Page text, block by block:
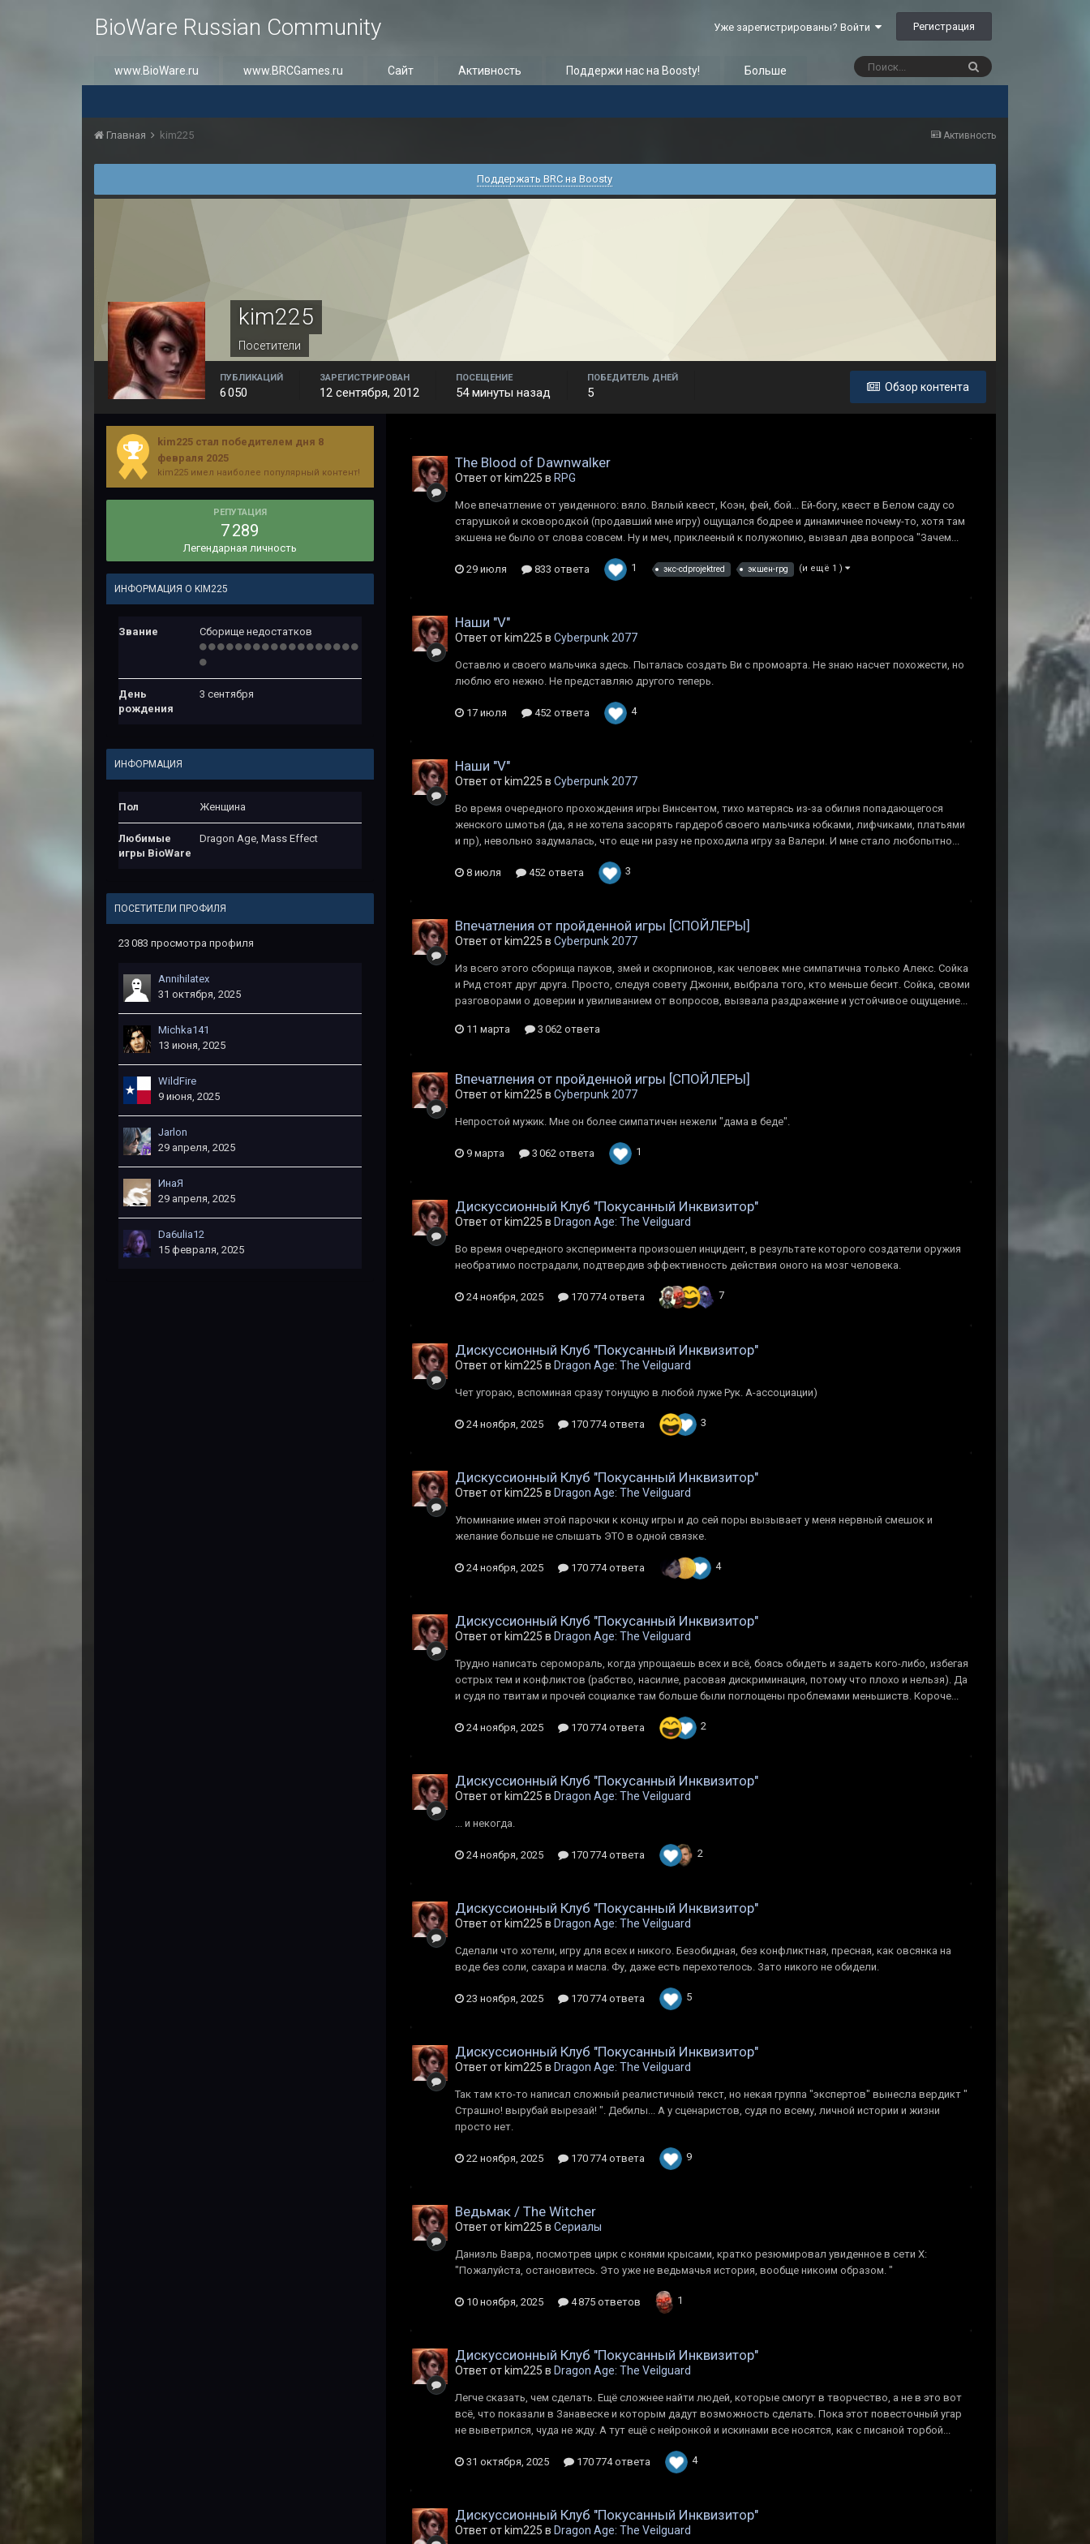
BioWare Russian Community Уже зарегистрированы? Войти Регистрация
www.BioWare.ru www.BRCGames.ru Сайт Активность Поддержи нас на Boosty! Больше
Активность
Главная kim225
Поддержать BRC на Boosty
kim225
Посетители
Обзор контента
ПУБЛИКАЦИЙ
6 050
ЗАРЕГИСТРИРОВАН
12 сентября, 2012
ПОСЕЩЕНИЕ
54 минуты назад
ПОБЕДИТЕЛЬ ДНЕЙ
5
kim225 стал победителем дня 8
февраля 2025
kim225 имел наиболее популярный контент!
РЕПУТАЦИЯ
7 289
Легендарная личность
ИНФОРМАЦИЯ О KIM225
Звание Сборище недостатков
День
рождения
3 сентября
ИНФОРМАЦИЯ
Пол Женщина
Любимые
игры BioWare
Dragon Age, Mass Effect
ПОСЕТИТЕЛИ ПРОФИЛЯ
23 083 просмотра профиля
Annihilatex
31 октября, 2025
Michka141
13 июня, 2025
WildFire
9 июня, 2025
Jarlon
29 апреля, 2025
ИнаЯ
29 апреля, 2025
Da6ulia12
15 февраля, 2025
The Blood of Dawnwalker
Ответ от kim225 в RPG
Мое впечатление от увиденного: вяло. Вялый квест, Коэн, фей, бой... Ей-богу, квест в Белом саду со
старушкой и сковородкой (продавший мне игру) ощущался бодрее и динамичнее почему-то, хотя там
экшена не было от слова совсем. Ну и меч, приклееный к полужопию, вызвал два вопроса "Зачем...
29 июля 833 ответа 1 экс-cdprojektred экшен-rpg (и ещё 1 )
Наши "V"
Ответ от kim225 в Cyberpunk 2077
Оставлю и своего мальчика здесь. Пыталась создать Ви с промоарта. Не знаю насчет похожести, но
люблю его нежно. Не представляю другого теперь.
17 июля 452 ответа 4
Наши "V"
Ответ от kim225 в Cyberpunk 2077
Во время очередного прохождения игры Винсентом, тихо матерясь из-за обилия попадающегося
женского шмотья (да, я не хотела засорять гардероб своего мальчика юбками, лифчиками, платьями
и пр), невольно задумалась, что еще ни разу не проходила игру за Валери. И мне стало любопытно...
8 июля 452 ответа 3
Впечатления от пройденной игры [СПОЙЛЕРЫ]
Ответ от kim225 в Cyberpunk 2077
Из всего этого сборища пауков, змей и скорпионов, как человек мне симпатична только Алекс. Сойка
и Рид стоят друг друга. Просто, следуя совету Джонни, выбрала того, кто меньше бесит. Сойка, своми
разговорами о доверии и увиливанием от вопросов, вызвала раздражение и устойчивое ощущение...
11 марта 3 062 ответа
Впечатления от пройденной игры [СПОЙЛЕРЫ]
Ответ от kim225 в Cyberpunk 2077
Непростой мужик. Мне он более симпатичен нежели "дама в беде".
9 марта 3 062 ответа 1
Дискуссионный Клуб "Покусанный Инквизитор"
Ответ от kim225 в Dragon Age: The Veilguard
Во время очередного эксперимента произошел инцидент, в результате которого создатели оружия
необратимо пострадали, подтвердив эффективность действия оного на мозг человека.
24 ноября, 2025 170 774 ответа 7
Дискуссионный Клуб "Покусанный Инквизитор"
Ответ от kim225 в Dragon Age: The Veilguard
Чет угораю, вспоминая сразу тонущую в любой луже Рук. А-ассоциации)
24 ноября, 2025 170 774 ответа 3
Дискуссионный Клуб "Покусанный Инквизитор"
Ответ от kim225 в Dragon Age: The Veilguard
Упоминание имен этой парочки к концу игры и до сей поры вызывает у меня нервный смешок и
желание больше не слышать ЭТО в одной связке.
24 ноября, 2025 170 774 ответа 4
Дискуссионный Клуб "Покусанный Инквизитор"
Ответ от kim225 в Dragon Age: The Veilguard
Трудно написать серомораль, когда упрощаешь всех и всё, боясь обидеть и задеть кого-либо, избегая
острых тем и конфликтов (рабство, насилие, расовая дискриминация, потому что плохо и нельзя). Да
и судя по твитам и прочей социалке там больше были поглощены проблемами меньшиств. Короче...
24 ноября, 2025 170 774 ответа 2
Дискуссионный Клуб "Покусанный Инквизитор"
Ответ от kim225 в Dragon Age: The Veilguard
... и некогда.
24 ноября, 2025 170 774 ответа 2
Дискуссионный Клуб "Покусанный Инквизитор"
Ответ от kim225 в Dragon Age: The Veilguard
Сделали что хотели, игру для всех и никого. Безобидная, без конфликтная, пресная, как овсянка на
воде без соли, сахара и масла. Фу, даже есть перехотелось. Зато никого не обидели.
23 ноября, 2025 170 774 ответа 5
Дискуссионный Клуб "Покусанный Инквизитор"
Ответ от kim225 в Dragon Age: The Veilguard
Так там кто-то написал сложный реалистичный текст, но некая группа "экспертов" вынесла вердикт "
Страшно! вырубай вырезай! ". Дебилы... А у сценаристов, судя по всему, личной истории и жизни
просто нет.
22 ноября, 2025 170 774 ответа 9
Ведьмак / The Witcher
Ответ от kim225 в Сериалы
Даниэль Вавра, посмотрев цирк с конями крысами, кратко резюмировал увиденное в сети Х:
"Пожалуйста, остановитесь. Это уже не ведьмачья история, вообще никоим образом. "
10 ноября, 2025 4 875 ответов 1
Дискуссионный Клуб "Покусанный Инквизитор"
Ответ от kim225 в Dragon Age: The Veilguard
Легче сказать, чем сделать. Ещё сложнее найти людей, которые смогут в творчество, а не в это вот
всë, что показали в Занавеске и которым дадут возможность сделать. Пока этот повесточный угар
не выветрился, чуда не жду. А тут ещё с нейронкой и искинами все носятся, как с писаной торбой...
31 октября, 2025 170 774 ответа 4
Дискуссионный Клуб "Покусанный Инквизитор"
Ответ от kim225 в Dragon Age: The Veilguard